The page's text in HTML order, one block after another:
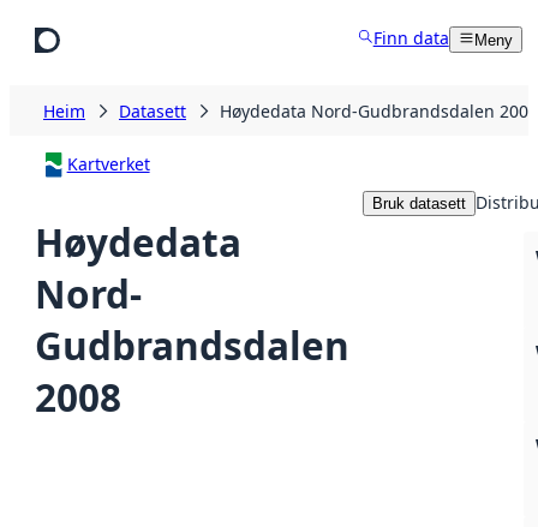
Finn data Meny
Heim Datasett Høydedata Nord-Gudbrandsdalen 2008
Kartverket
Høydedata
Nord-
Gudbrandsdalen
2008
Bruk datasett